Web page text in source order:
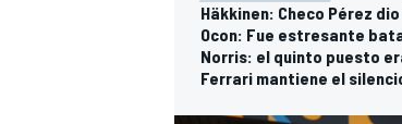
Häkkinen: Checo Pérez
Ocon: Fue estresante
Norris: el quinto puesto
Ferrari mantiene el